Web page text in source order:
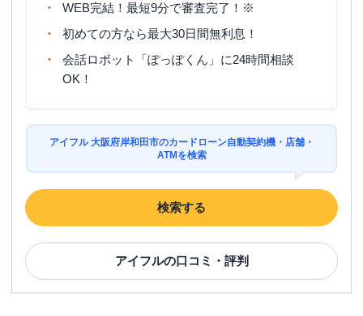
WEB完結！最短9分で審査完了！※
初めての方なら最大30日間無利息！
会話ロボット「ぽっぽくん」に24時間相談
OK！
アイフル 大阪府岸和田市のカードローン自動契約機・店舗・
ATMを検索
検索する
アイフルの口コミ・評判